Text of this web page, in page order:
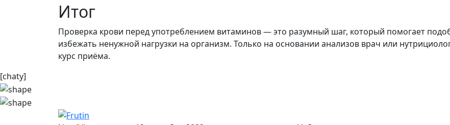
Итог
Проверка крови перед употреблением витаминов — это разумный шаг, который помогает
избежать ненужной нагрузки на организм. Только на основании анализов врач или
курс приёма.
[chaty]